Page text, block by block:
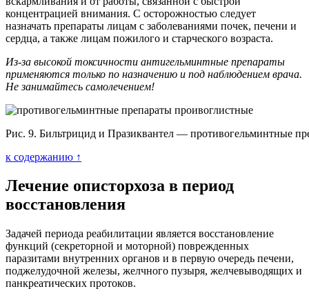
концентрацией внимания. С осторожностью следует
назначать препараты лицам с заболеваниями почек, печени и
сердца, а также лицам пожилого и старческого возраста.
Из-за высокой токсичности антигельминтные препараты
применяются только по назначению и под наблюдением врача.
Не занимайтесь самолечением!
Рис. 9. Бильтрицид и Празиквантел — противогельминтные
к содержанию ↑
Лечение описторхоза в период
восстановления
Задачей периода реабилитации является восстановление
функций (секреторной и моторной) поврежденных
паразитами внутренних органов и в первую очередь печени,
поджелудочной железы, желчного пузыря, желчевыводящих и
панкреатических протоков.